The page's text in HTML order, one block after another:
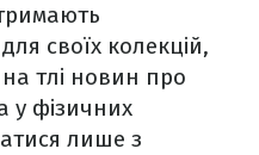
своїх колекцій,
тлі новин про
у фізичних
лише з